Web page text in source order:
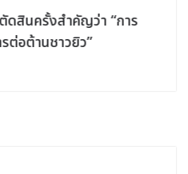
นดอลลาร์เพื่อพัฒนาแหล่ง
ยิวในเขตเวสต์แบงก์ที่ถูก